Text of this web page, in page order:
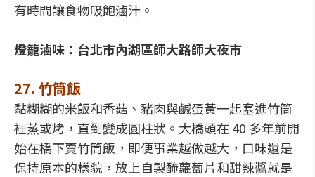
有時間讓食物吸飽滷汁。
燈籠滷味：台北市內湖區師大路師大夜市
27. 竹筒飯
黏糊糊的米飯和香菇、豬肉與鹹蛋黃一起塞進竹筒
裡蒸或烤，直到變成圓柱狀。大橋頭在 40 多年前開
始在橋下賣竹筒飯，即便事業越做越大，口味還是
保持原本的樣貌，放上自製醃蘿蔔片和甜辣醬就是